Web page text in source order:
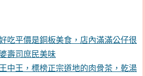
吃平價是銅板美食，店內滿滿公仔很
壽司庶民美味
中王，標榜正宗道地的肉骨茶，乾湯